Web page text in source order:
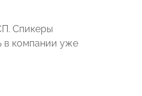
Спикеры
в компании уже